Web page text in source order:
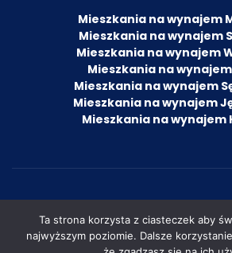
Mieszkania na wynajem
Mieszkania na wynajem
Mieszkania na wynajem
Mieszkania na wynajem
Mieszkania na wynajem
Mieszkania na wynajem
Mieszkania na wynajem
© 2022 by Agencja
Damian
Ta strona korzysta z ciasteczek aby
najwyższym poziomie. Dalsze